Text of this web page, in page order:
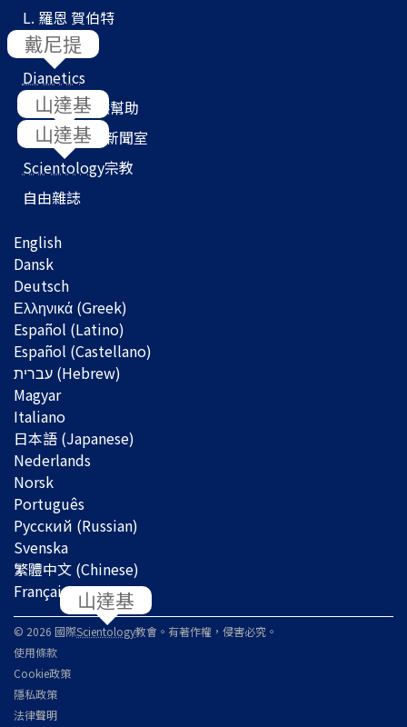
L. 羅恩 賀伯特
教會搜尋器
Dianetics
我們如何提供幫助
Scientology
新聞室
Scientology宗教
自由雜誌
English
Dansk
Deutsch
Ελληνικά (Greek)
Español (Latino)
Español (Castellano)
Magyar
Italiano
日本語 (Japanese)
Nederlands
Norsk
Português
Русский (Russian)
Svenska
繁體中文 (Chinese)
Français
© 2026 國際Scientology教會。有著作權，侵害必究。
使用條款
Cookie政策
隱私政策
法律聲明